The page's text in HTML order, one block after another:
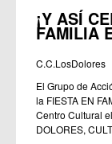
¡Y ASÍ
FAMILIA
C.C.LosDolores
El Grupo de
la FIESTA EN
Centro Cultural
DOLORES,